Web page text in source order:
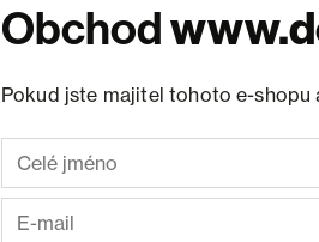
Obchod
Pokud jste majitel tohoto e-shopu